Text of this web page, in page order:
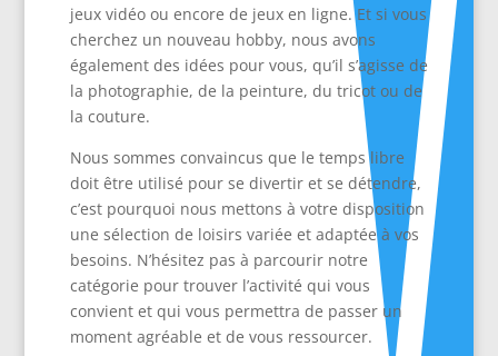
jeux vidéo ou encore de jeux en ligne. Et si vous
cherchez un nouveau hobby, nous avons
également des idées pour vous, qu’il s’agisse de
la photographie, de la peinture, du tricot ou de
la couture.
Nous sommes convaincus que le temps libre
doit être utilisé pour se divertir et se détendre,
c’est pourquoi nous mettons à votre disposition
une sélection de loisirs variée et adaptée à vos
besoins. N’hésitez pas à parcourir notre
catégorie pour trouver l’activité qui vous
convient et qui vous permettra de passer un
moment agréable et de vous ressourcer.